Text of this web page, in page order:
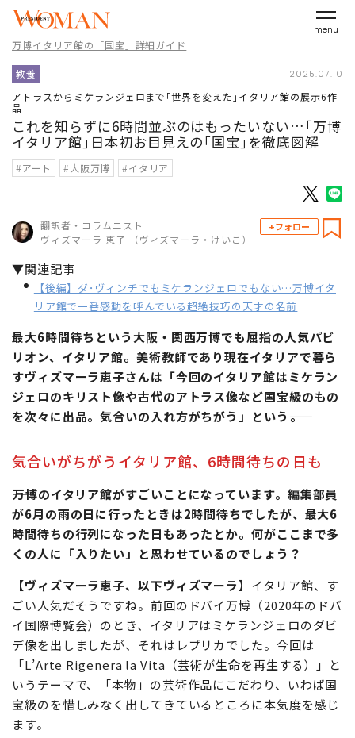
menu
万博イタリア館の「国宝」詳細ガイド
教養 2025.07.10
アトラスからミケランジェロまで｢世界を変えた｣イタリア館の展示6作
品
これを知らずに6時間並ぶのはもったいない…｢万博
イタリア館｣日本初お目見えの｢国宝｣を徹底図解
#アート #大阪万博 #イタリア
翻訳者・コラムニスト
ヴィズマーラ 恵子 （ヴィズマーラ・けいこ）
+フォロー
▼関連記事
【後編】ダ･ヴィンチでもミケランジェロでもない…万博イタ
リア館で一番感動を呼んでいる超絶技巧の天才の名前
最大6時間待ちという大阪・関西万博でも屈指の人気パビ
リオン、イタリア館。美術教師であり現在イタリアで暮ら
すヴィズマーラ恵子さんは「今回のイタリア館はミケラン
ジェロのキリスト像や古代のアトラス像など国宝級のもの
を次々に出品。気合いの入れ方がちがう」という――。
気合いがちがうイタリア館、6時間待ちの日も
万博のイタリア館がすごいことになっています。編集部員
が6月の雨の日に行ったときは2時間待ちでしたが、最大6
時間待ちの行列になった日もあったとか。何がここまで多
くの人に「入りたい」と思わせているのでしょう？
【ヴィズマーラ恵子、以下ヴィズマーラ】 イタリア館、す
ごい人気だそうですね。前回のドバイ万博（2020年のドバ
イ国際博覧会）のとき、イタリアはミケランジェロのダビ
デ像を出しましたが、それはレプリカでした。今回は
「L’Arte Rigenera la Vita（芸術が生命を再生する）」と
いうテーマで、「本物」の芸術作品にこだわり、いわば国
宝級のを惜しみなく出してきているところに本気度を感じ
ます。